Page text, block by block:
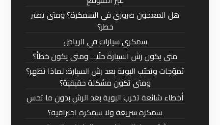
هل المعجون ضروري في السمكرة؟ ومتى يصير
خطر؟
سمكري سيارات في الرياض
متى يكون رش السيارة حلًا… ومتى يكون خطأ؟
تموّجات وتحبّب البوية بعد رش السيارة: لماذا تظهر؟
ومتى تكون مشكلة حقيقية؟
أخطاء شائعة تخرب البوية بعد الرش بدون ما تحس
سمكرة سريعة ولا سمكرة احترافية؟